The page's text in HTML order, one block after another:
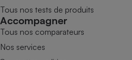
Tous nos tests de produits
Accompagner
Tous nos comparateurs
Nos services